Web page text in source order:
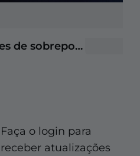
Clean Neon Pacotes de sobreposições para Stream
Faça o login para
receber atualizações